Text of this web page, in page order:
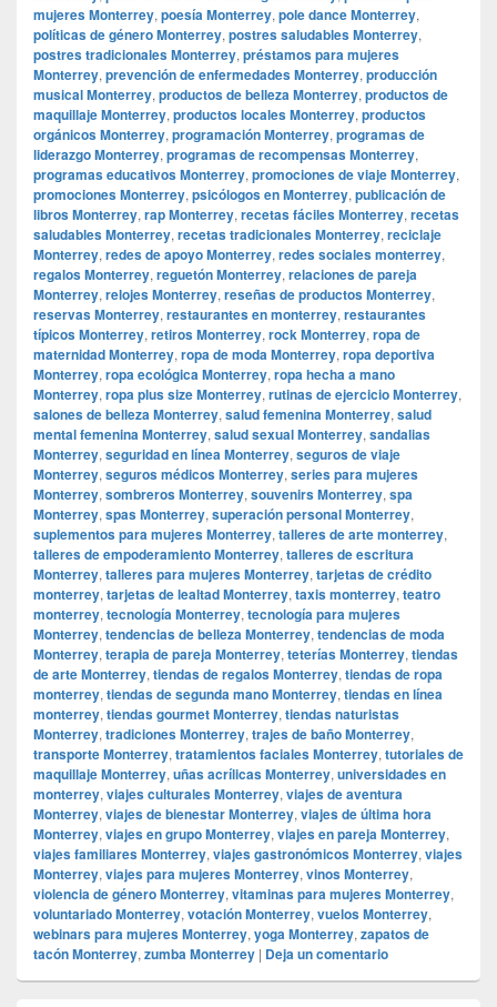
mujeres Monterrey, poesía Monterrey, pole dance Monterrey,
políticas de género Monterrey, postres saludables Monterrey,
postres tradicionales Monterrey, préstamos para mujeres
Monterrey, prevención de enfermedades Monterrey, producción
musical Monterrey, productos de belleza Monterrey, productos de
maquillaje Monterrey, productos locales Monterrey, productos
orgánicos Monterrey, programación Monterrey, programas de
liderazgo Monterrey, programas de recompensas Monterrey,
programas educativos Monterrey, promociones de viaje Monterrey,
promociones Monterrey, psicólogos en Monterrey, publicación de
libros Monterrey, rap Monterrey, recetas fáciles Monterrey, recetas
saludables Monterrey, recetas tradicionales Monterrey, reciclaje
Monterrey, redes de apoyo Monterrey, redes sociales monterrey,
regalos Monterrey, reguetón Monterrey, relaciones de pareja
Monterrey, relojes Monterrey, reseñas de productos Monterrey,
reservas Monterrey, restaurantes en monterrey, restaurantes
típicos Monterrey, retiros Monterrey, rock Monterrey, ropa de
maternidad Monterrey, ropa de moda Monterrey, ropa deportiva
Monterrey, ropa ecológica Monterrey, ropa hecha a mano
Monterrey, ropa plus size Monterrey, rutinas de ejercicio Monterrey,
salones de belleza Monterrey, salud femenina Monterrey, salud
mental femenina Monterrey, salud sexual Monterrey, sandalias
Monterrey, seguridad en línea Monterrey, seguros de viaje
Monterrey, seguros médicos Monterrey, series para mujeres
Monterrey, sombreros Monterrey, souvenirs Monterrey, spa
Monterrey, spas Monterrey, superación personal Monterrey,
suplementos para mujeres Monterrey, talleres de arte monterrey,
talleres de empoderamiento Monterrey, talleres de escritura
Monterrey, talleres para mujeres Monterrey, tarjetas de crédito
monterrey, tarjetas de lealtad Monterrey, taxis monterrey, teatro
monterrey, tecnología Monterrey, tecnología para mujeres
Monterrey, tendencias de belleza Monterrey, tendencias de moda
Monterrey, terapia de pareja Monterrey, teterías Monterrey, tiendas
de arte Monterrey, tiendas de regalos Monterrey, tiendas de ropa
monterrey, tiendas de segunda mano Monterrey, tiendas en línea
monterrey, tiendas gourmet Monterrey, tiendas naturistas
Monterrey, tradiciones Monterrey, trajes de baño Monterrey,
transporte Monterrey, tratamientos faciales Monterrey, tutoriales de
maquillaje Monterrey, uñas acrílicas Monterrey, universidades en
monterrey, viajes culturales Monterrey, viajes de aventura
Monterrey, viajes de bienestar Monterrey, viajes de última hora
Monterrey, viajes en grupo Monterrey, viajes en pareja Monterrey,
viajes familiares Monterrey, viajes gastronómicos Monterrey, viajes
Monterrey, viajes para mujeres Monterrey, vinos Monterrey,
violencia de género Monterrey, vitaminas para mujeres Monterrey,
voluntariado Monterrey, votación Monterrey, vuelos Monterrey,
webinars para mujeres Monterrey, yoga Monterrey, zapatos de
tacón Monterrey, zumba Monterrey | Deja un comentario